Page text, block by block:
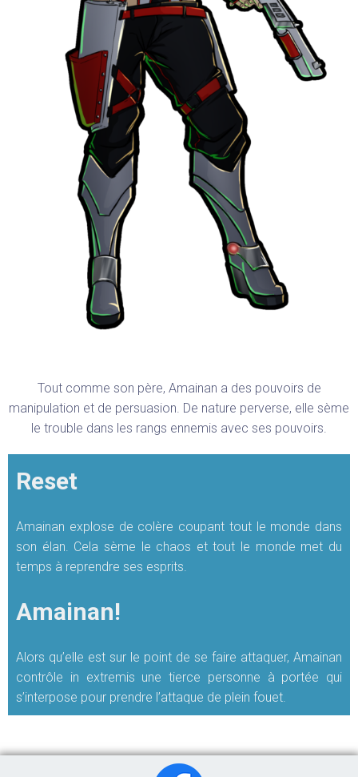
Tout comme son père, Amainan a des pouvoirs de
manipulation et de persuasion. De nature perverse, elle sème
le trouble dans les rangs ennemis avec ses pouvoirs.
Reset
Amainan explose de colère coupant tout le monde dans
son élan. Cela sème le chaos et tout le monde met du
temps à reprendre ses esprits.
Amainan!
Alors qu’elle est sur le point de se faire attaquer, Amainan
contrôle in extremis une tierce personne à portée qui
s’interpose pour prendre l’attaque de plein fouet.